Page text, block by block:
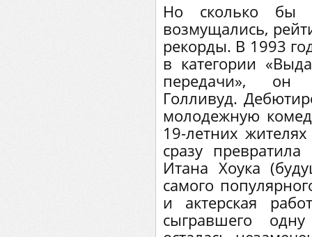
Но сколько бы
возмущались,
рекорды. В 1993
в категории
передачи», он
Голливуд.
молодежную
19-летних
сразу
Итана Хоука
самого
и актерская
сыгравшего